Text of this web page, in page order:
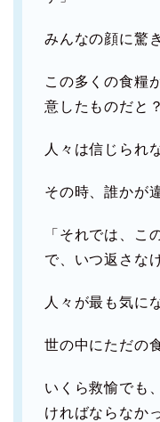
みんなの顔に驚
この多くの食糧
意したものだと？
人々は信じられ
その時、誰かが
「それでは、こ
で、いつ返さな
人々が最も気に
世の中にただの
いくら救愉でも
ければならなか